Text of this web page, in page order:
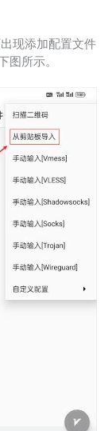
现添加配置文件
图所示。